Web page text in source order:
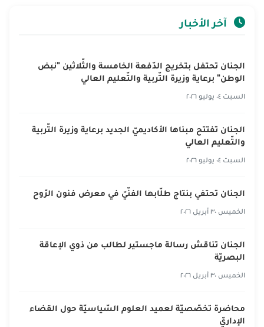
آخر الأخبار
الجنان تحتفل بتخريج الدّفعة الخامسة والثّلاثين "نبض
الوطن" برعاية وزيرة التّربية والتّعليم العالي
السبت ٠٤ يوليو ٢٠٢٦
الجنان تفتتح مبناها الأكاديميّ الجديد برعاية وزيرة التّربية
والتّعليم العالي
السبت ٠٤ يوليو ٢٠٢٦
الجنان تحتفي بنتاج طلّابها الفنّيّ في معرض فنون الرّوح
الخميس ٣٠ أبريل ٢٠٢٦
الجنان تناقش رسالة ماجستير لطالب من ذوي الإعاقة
البصريّة
الخميس ٣٠ أبريل ٢٠٢٦
محاضرة تخصّصيّة لعميد العلوم السّياسيّة حول القضاء
الإداريّ